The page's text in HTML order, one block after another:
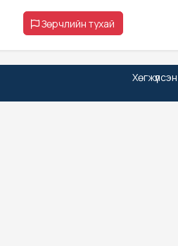
Зөрчлийн тухай